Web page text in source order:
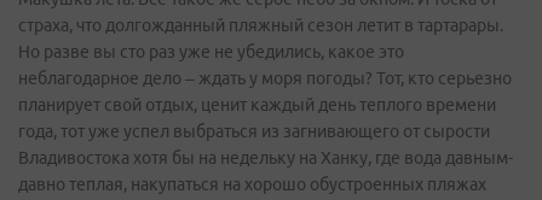
страха, что долгожданный пляжный сезон летит в тартарары.
Но разве вы сто раз уже не убедились, какое это
неблагодарное дело – ждать у моря погоды? Тот, кто серьезно
планирует свой отдых, ценит каждый день теплого времени
года, тот уже успел выбраться из загнивающего от сырости
Владивостока хотя бы на недельку на Ханку, где вода давным-
давно теплая, накупаться на хорошо обустроенных пляжах